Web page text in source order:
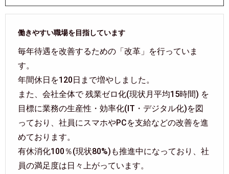
働きやすい職場を目指しています
毎年待遇を改善するための「改革」を行っていま
す。
年間休日を120日まで増やしました。
また、会社全体で 残業ゼロ化(現状月平均15時間) を
目標に業務の生産性・効率化(IT・デジタル化)を図
っており、社員にスマホやPCを支給などの改善を進
めております。
有休消化100％(現状80%)も推進中になっており、社
員の満足度は日々上がっています。